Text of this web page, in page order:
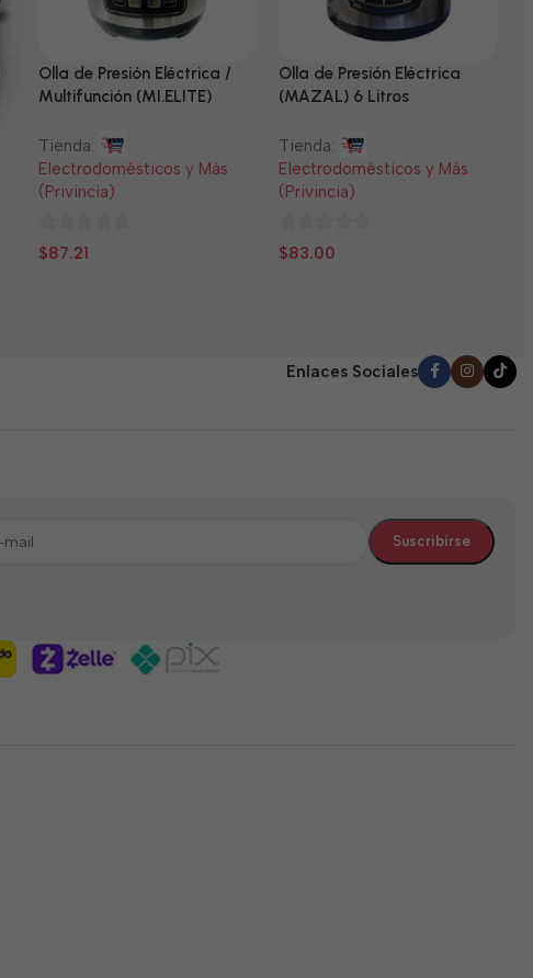
Olla de Presión Eléctrica /
Multifunción (MI.ELITE)
Tienda:
Electrodomésticos y Más
(Privincia)
0
$87.21
Olla de Presión Eléctrica
(MAZAL) 6 Litros
Tienda:
Electrodomésticos y Más
(Privincia)
0
$83.00
Enlaces Sociales